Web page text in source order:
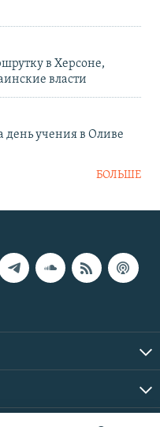
в Херсоне,
власти
день учения в Оливе
БОЛЬШЕ